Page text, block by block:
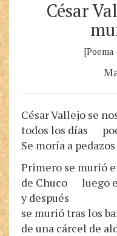
César
César Vallejo se
todos los días
Se moría a pedazos
Primero se murió
de Chuco luego
y después
se murió tras los
de una cárcel de